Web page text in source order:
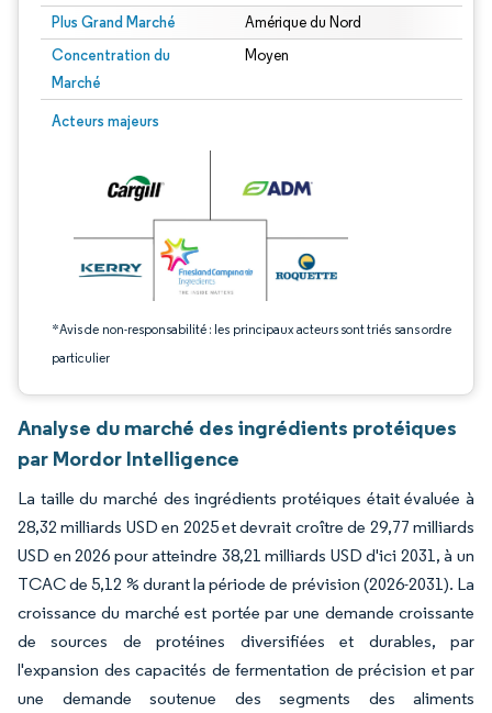
Plus Grand Marché Amérique du Nord
Concentration du
Marché
Moyen
Acteurs majeurs
*Avis de non-responsabilité : les principaux acteurs sont triés sans ordre
particulier
Image © Mordor Intelligence. La réutilisation nécessite une attribution sous CC
Analyse du marché des ingrédients protéiques
par Mordor Intelligence
La taille du marché des ingrédients protéiques était évaluée à
28,32 milliards USD en 2025 et devrait croître de 29,77 milliards
USD en 2026 pour atteindre 38,21 milliards USD d'ici 2031, à un
TCAC de 5,12 % durant la période de prévision (2026-2031). La
croissance du marché est portée par une demande croissante
de sources de protéines diversifiées et durables, par
l'expansion des capacités de fermentation de précision et par
une demande soutenue des segments des aliments